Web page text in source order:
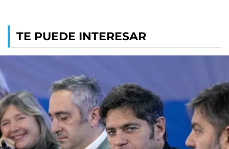
TE PUEDE INTERESAR